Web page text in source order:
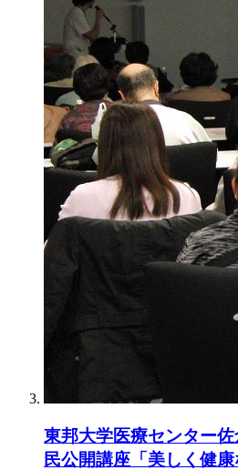
東邦大学医療センター
民公開講座「美しく健